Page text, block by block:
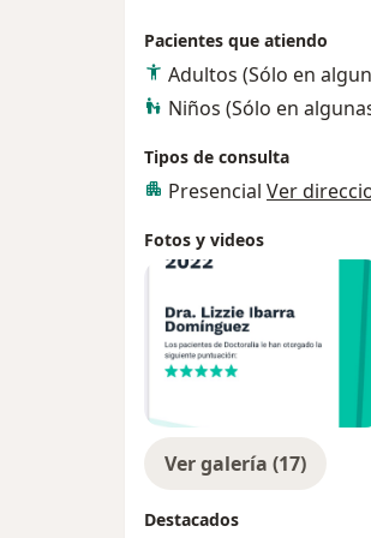
Pacientes que atiendo
Adultos (Sólo en
Niños (Sólo en
Tipos de consulta
Presencial Ver
Fotos y videos
Ver galería (17)
Destacados